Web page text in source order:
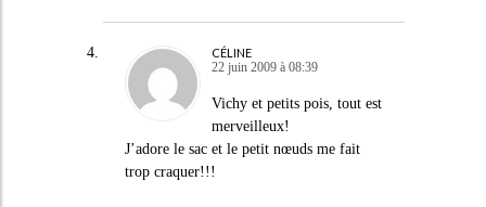
CÉLINE
22 juin 2009 à 08:39
Vichy et petits pois, tout est
merveilleux!
J’adore le sac et le petit nœuds me fait
trop craquer!!!